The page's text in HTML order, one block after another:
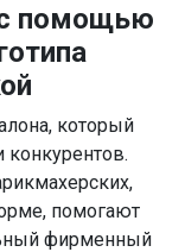
помощью
который
помогают
фирменный